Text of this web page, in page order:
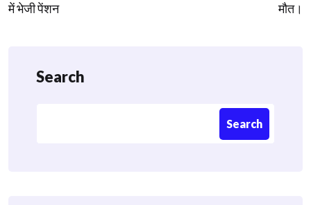
में भेजी पेंशन
मौत।
Search
Search